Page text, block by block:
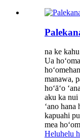
na ke
Ua
manawa,
hoʻāʻo
aku ka nui
ʻano hana
kapuahi
mea
Heluhelu